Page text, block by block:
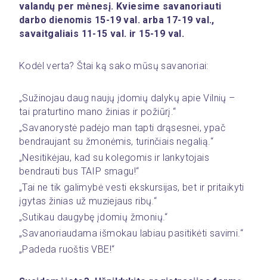
valandų per mėnesį. Kviesime savanoriauti
darbo dienomis 15-19 val. arba 17-19 val.,
savaitgaliais 11-15 val. ir 15-19 val.
Kodėl verta? Štai ką sako mūsų savanoriai:
„Sužinojau daug naujų įdomių dalykų apie Vilnių –
tai praturtino mano žinias ir požiūrį.“
„Savanorystė padėjo man tapti drąsesnei, ypač
bendraujant su žmonėmis, turinčiais negalią.“
„Nesitikėjau, kad su kolegomis ir lankytojais
bendrauti bus TAIP smagu!“
„Tai ne tik galimybė vesti ekskursijas, bet ir pritaikyti
įgytas žinias už muziejaus ribų.“
„Sutikau daugybę įdomių žmonių.“
„Savanoriaudama išmokau labiau pasitikėti savimi.“
„Padeda ruoštis VBE!“